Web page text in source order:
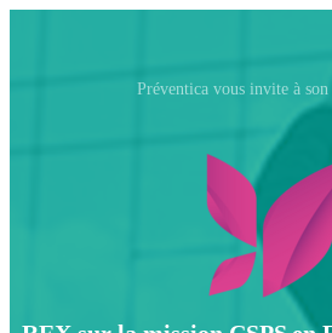
Préventica vous invite à son